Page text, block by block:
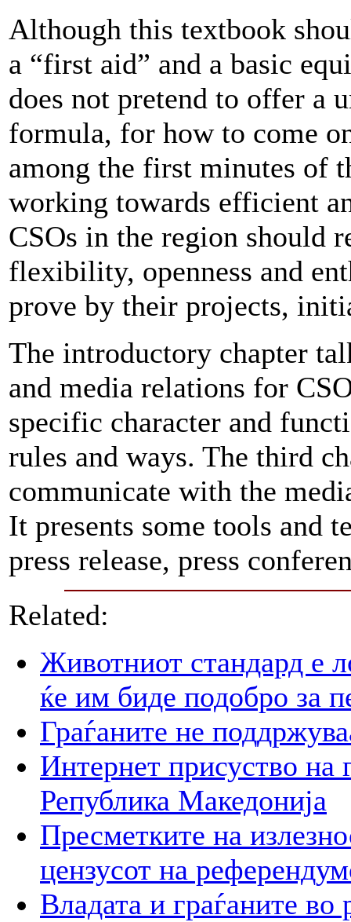
Although this textbook
a “first aid” and a basic
does not pretend to offer a
formula, for how to come
among the first minutes of
working towards efficient
CSOs in the region should
flexibility, openness and
prove by their projects,
The introductory chapter
and media relations for
specific character and
rules and ways. The third
communicate with the
It presents some tools and
press release, press
Related:
Животниот стандард е
ќе им биде подобро за
Граѓаните не
Интернет присуство на
Република Македонија
Пресметките на
цензусот на
Владата и граѓаните